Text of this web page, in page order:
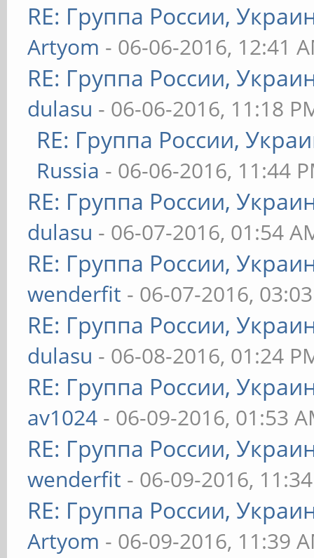
RE: Группа России,
Artyom - 06-06-2016, 12:41
RE: Группа России,
dulasu - 06-06-2016, 11:18
RE: Группа России,
Russia - 06-06-2016, 11:44
RE: Группа России,
dulasu - 06-07-2016, 01:54
RE: Группа России,
wenderfit - 06-07-2016,
RE: Группа России,
dulasu - 06-08-2016, 01:24
RE: Группа России,
av1024 - 06-09-2016, 01:53
RE: Группа России,
wenderfit - 06-09-2016,
RE: Группа России,
Artyom - 06-09-2016, 11:39